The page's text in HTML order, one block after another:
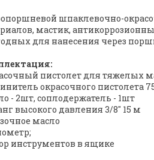
шпаклевочно-
мастик,
для нанесения через
пистолет для тяжелых
окрасочного пистолета
- 2шт, соплодержатель - 1шт
высокого давления 3/8" 15 м
масло
инструментов в ящике